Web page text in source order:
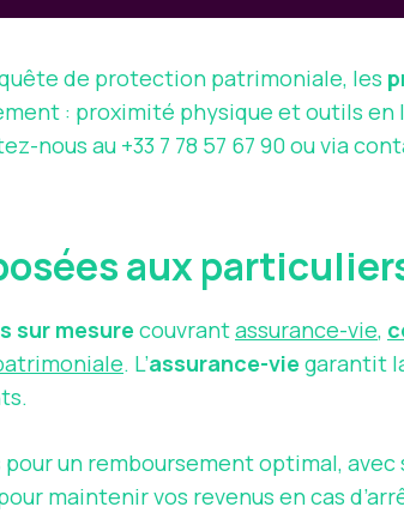
de protection patrimoniale, les
: proximité physique et outils en
nous au +33 7 78 57 67 90 ou via
aux
sur mesure couvrantassurance-vie,
. L’assurance-vie garantit
un remboursement optimal, avec
maintenir vos revenus en cas